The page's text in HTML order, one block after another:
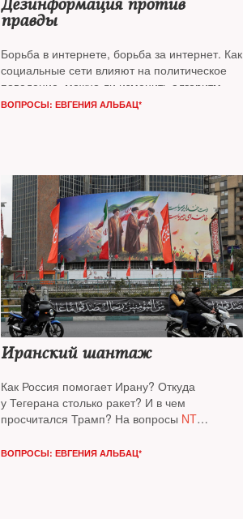
Дезинформация против
правды
Борьба в интернете, борьба за интернет. Как
социальные сети влияют на политическое
поведение, можно ли изменить алгоритм
их действия и надо ли вводить запреты
ВОПРОСЫ: ЕВГЕНИЯ АЛЬБАЦ*
Иранский шантаж
Как Россия помогает Ирану? Откуда
у Тегерана столько ракет? И в чем
просчитался Трамп? На вопросы NT
Давид Шарп*
ВОПРОСЫ: ЕВГЕНИЯ АЛЬБАЦ*